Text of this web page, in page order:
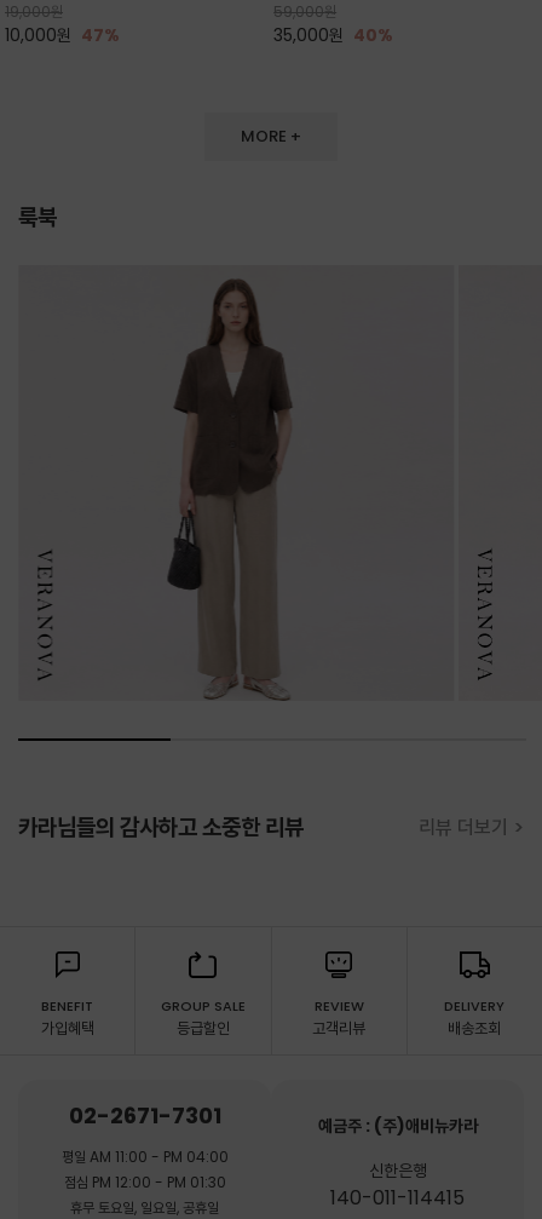
프,여행까지~~
19,000원
10,000원 47%
스러움을 동시에
59,000원
35,000원 40%
MORE +
룩북
카라님들의 감사하고 소중한 리뷰 리뷰 더보기 >
BENEFIT
가입혜택
GROUP SALE
등급할인
REVIEW
고객리뷰
DELIVERY
배송조회
02-2671-7301
평일 AM 11:00 - PM 04:00
점심 PM 12:00 - PM 01:30
휴무 토요일, 일요일, 공휴일
예금주 : (주)애비뉴카라
신한은행
140-011-114415